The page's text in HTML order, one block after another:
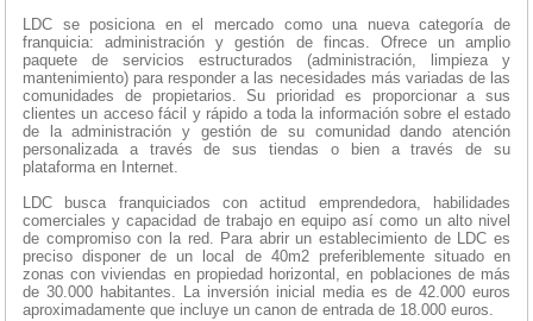
LDC se posiciona en el mercado como una nueva categoría de
franquicia: administración y gestión de fincas. Ofrece un amplio
paquete de servicios estructurados (administración, limpieza y
mantenimiento) para responder a las necesidades más variadas de las
comunidades de propietarios. Su prioridad es proporcionar a sus
clientes un acceso fácil y rápido a toda la información sobre el estado
de la administración y gestión de su comunidad dando atención
personalizada a través de sus tiendas o bien a través de su
plataforma en Internet.
LDC busca franquiciados con actitud emprendedora, habilidades
comerciales y capacidad de trabajo en equipo así como un alto nivel
de compromiso con la red. Para abrir un establecimiento de LDC es
preciso disponer de un local de 40m2 preferiblemente situado en
zonas con viviendas en propiedad horizontal, en poblaciones de más
de 30.000 habitantes. La inversión inicial media es de 42.000 euros
aproximadamente que incluye un canon de entrada de 18.000 euros.